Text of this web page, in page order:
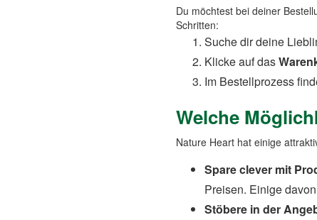
Du möchtest bei deiner
Schritten:
Suche dir deine
Klicke auf das
Im Bestellprozess
Welche
Nature Heart hat einige
Spare clever mit
Preisen. Einige
Stöbere in der